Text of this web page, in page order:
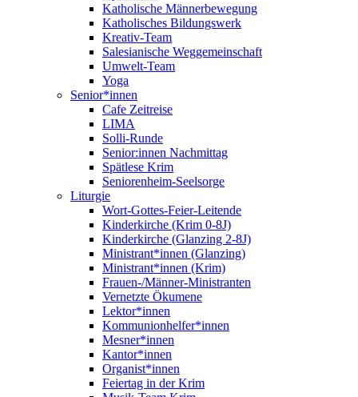
Katholische Männerbewegung
Katholisches Bildungswerk
Kreativ-Team
Salesianische Weggemeinschaft
Umwelt-Team
Yoga
Senior*innen
Cafe Zeitreise
LIMA
Solli-Runde
Senior:innen Nachmittag
Spätlese Krim
Seniorenheim-Seelsorge
Liturgie
Wort-Gottes-Feier-Leitende
Kinderkirche (Krim 0-8J)
Kinderkirche (Glanzing 2-8J)
Ministrant*innen (Glanzing)
Ministrant*innen (Krim)
Frauen-/Männer-Ministranten
Vernetzte Ökumene
Lektor*innen
Kommunionhelfer*innen
Mesner*innen
Kantor*innen
Organist*innen
Feiertag in der Krim